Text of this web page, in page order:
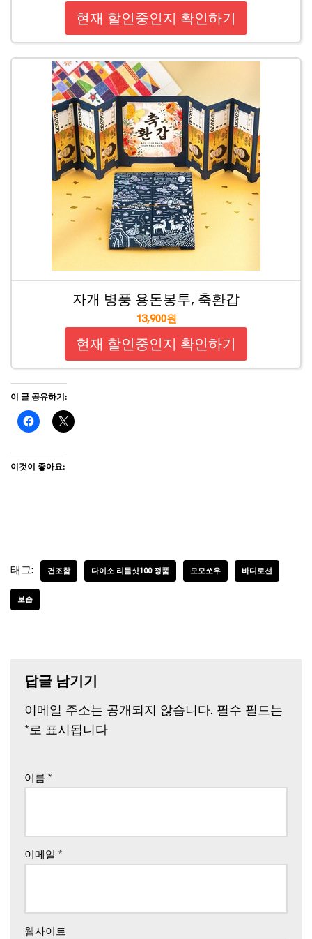
현재 할인중인지 확인하기
자개 병풍 용돈봉투, 축환갑
13,900원
현재 할인중인지 확인하기
이 글 공유하기:
이것이 좋아요:
태그: 건조함 다이소 리들샷100 정품 모모쏘우 바디로션
보습
답글 남기기
이메일 주소는 공개되지 않습니다. 필수 필드는
*로 표시됩니다
이름 *
이메일 *
웹사이트